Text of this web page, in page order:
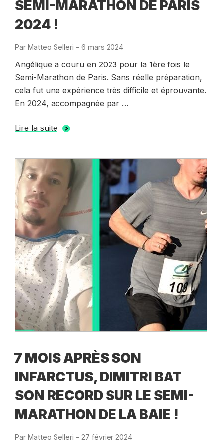
SEMI-MARATHON DE PARIS
2024 !
Par Matteo Selleri - Publié
6 mars 2024
Angélique a couru en 2023 pour la 1ère fois le
Semi-Marathon de Paris. Sans réelle préparation,
cela fut une expérience très difficile et éprouvante.
En 2024, accompagnée par …
Lire la suite
7 MOIS APRÈS SON
INFARCTUS, DIMITRI BAT
SON RECORD SUR LE SEMI-
MARATHON DE LA BAIE !
Par Matteo Selleri - Publié
27 février 2024